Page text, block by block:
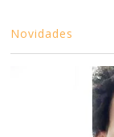
Novidades